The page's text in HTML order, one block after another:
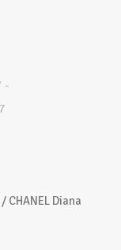
/ CHANEL Diana